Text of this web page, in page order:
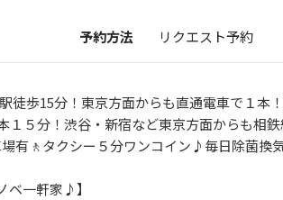
予約方法 リクエスト予約
徒歩15分！東京方面からも直通電車で１本！
１５分！渋谷・新宿など東京方面からも相
有🚶タクシー５分ワンコイン♪毎日除菌換
ベ一軒家♪】